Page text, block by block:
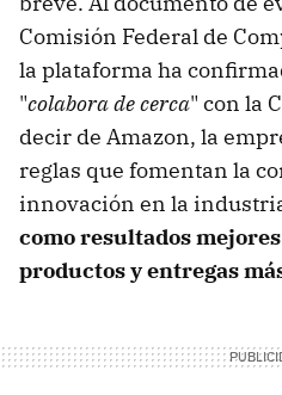
Comisión Federal de
la plataforma ha
"colabora de cerca" con la
decir de Amazon, la
reglas que fomentan la
innovación en la
como resultados
productos y entregas